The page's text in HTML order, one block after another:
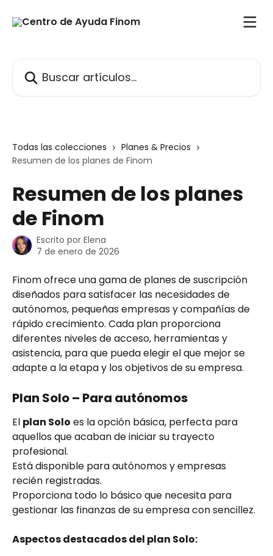
Todas las colecciones
Planes & Precios
Resumen de los planes de Finom
Resumen de los planes
de Finom
Escrito por Elena
7 de enero de 2026
Finom ofrece una gama de planes de suscripción
diseñados para satisfacer las necesidades de
autónomos, pequeñas empresas y compañías de
rápido crecimiento. Cada plan proporciona
diferentes niveles de acceso, herramientas y
asistencia, para que pueda elegir el que mejor se
adapte a la etapa y los objetivos de su empresa.
Plan Solo – Para autónomos
El plan Solo es la opción básica, perfecta para
aquellos que acaban de iniciar su trayecto
profesional.
Está disponible para autónomos y empresas
recién registradas.
Proporciona todo lo básico que necesita para
gestionar las finanzas de su empresa con sencillez.
Aspectos destacados del plan Solo: